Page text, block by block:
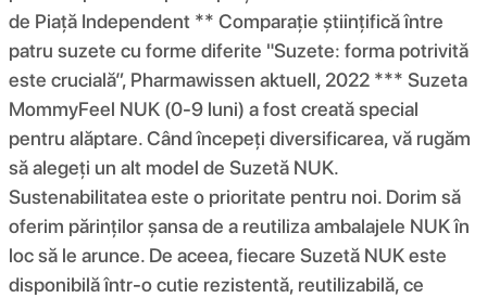
de Piață Independent ** Comparație științifică între
patru suzete cu forme diferite "Suzete: forma potrivită
este crucială”, Pharmawissen aktuell, 2022 *** Suzeta
MommyFeel NUK (0-9 luni) a fost creată special
pentru alăptare. Când începeți diversificarea, vă rugăm
să alegeți un alt model de Suzetă NUK.
Sustenabilitatea este o prioritate pentru noi. Dorim să
oferim părinților șansa de a reutiliza ambalajele NUK în
loc să le arunce. De aceea, fiecare Suzetă NUK este
disponibilă într-o cutie rezistentă, reutilizabilă, ce